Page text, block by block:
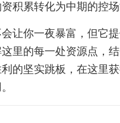
积累转化为中期的控场
让你一夜暴富，但它
里的每一处资源点，
的坚实跳板，在这里